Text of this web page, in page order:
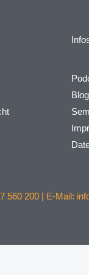
Blog
560 200 | E-Mail: